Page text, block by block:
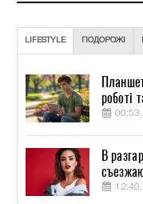
LIFESTYLE ПОДОРОЖІ
роботі
00:53,
В